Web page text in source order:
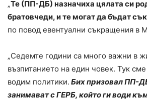
„Те (ПП-ДБ) назначиха цялата си
братовчеди, и те могат да бъдат
по повод евентуални съкращения в
„Седемте години са много важни в
възпитанието на един човек. Тук
водим политики. Бих призовал ПП-
занимават с ГЕРБ, който ги води